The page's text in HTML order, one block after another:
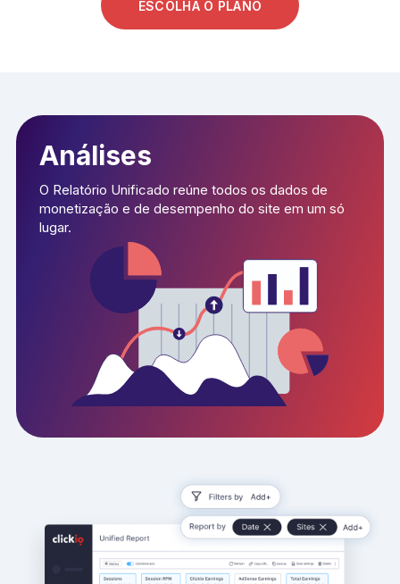
ESCOLHA O PLANO
Análises
O Relatório Unificado reúne todos os dados de
monetização e de desempenho do site em um só
lugar.